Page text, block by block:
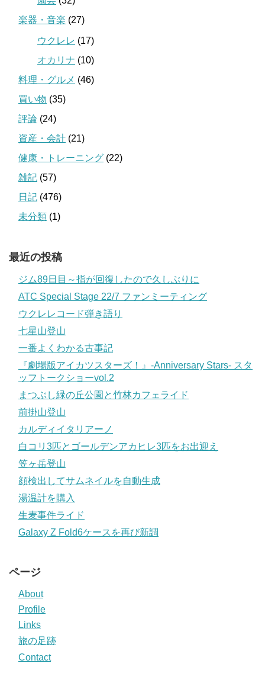
楽器・音楽 (27)
ウクレレ (17)
オカリナ (10)
料理・グルメ (46)
買い物 (35)
評論 (24)
資産・会計 (21)
健康・トレーニング (22)
雑記 (57)
日記 (476)
未分類 (1)
最近の投稿
ジム89日目～指が回復したので久しぶりに
ATC Special Stage 22/7 ファンミーティング
ウクレレコード弾き語り
七星山登山
一番よくわかる古事記
『劇場版アイカツスターズ！』-Anniversary Stars- スタ
ッフトークショーvol.2
まつぶし緑の丘公園と竹林カフェライド
前掛山登山
カルディイタリアーノ
白コリ3匹とゴールデンアカヒレ3匹をお出迎え
笠ヶ岳登山
顔検出してサムネイルを自動生成
湯温計を購入
生麦事件ライド
Galaxy Z Fold6ケースを再び新調
ページ
About
Profile
Links
旅の足跡
Contact